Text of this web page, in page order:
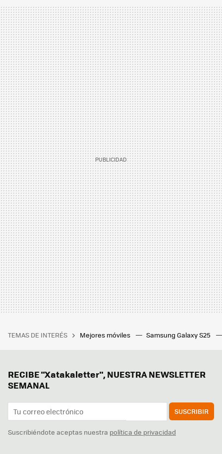
TEMAS DE INTERÉS Mejores móviles Samsung Galaxy S25
RECIBE "Xatakaletter", NUESTRA NEWSLETTER
SEMANAL
SUSCRIBIR
Suscribiéndote aceptas nuestra política de privacidad